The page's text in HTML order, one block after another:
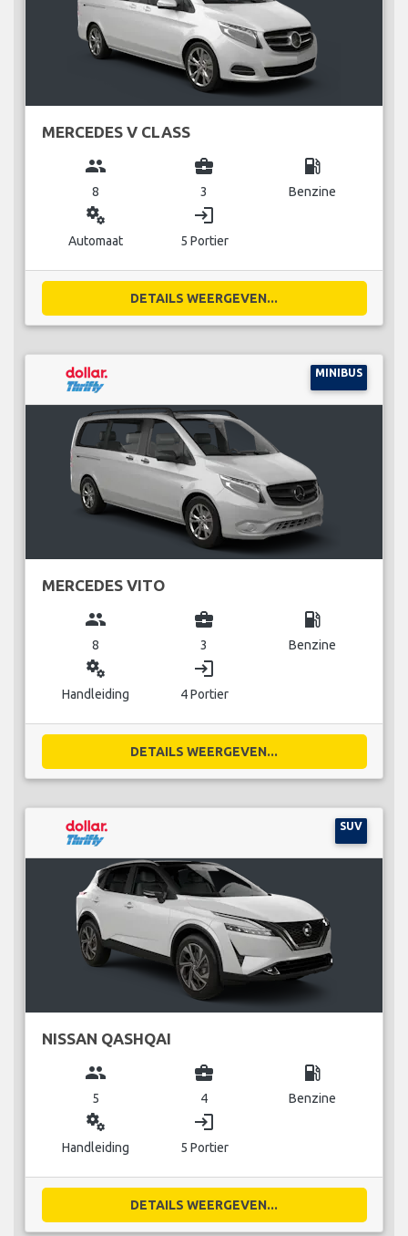
MERCEDES V CLASS
group
8
business_center
3
local_gas_station
Benzine
miscellaneous_services
Automaat
login
5 Portier
DETAILS WEERGEVEN...
MINIBUS
MERCEDES VITO
group
8
business_center
3
local_gas_station
Benzine
miscellaneous_services
Handleiding
login
4 Portier
DETAILS WEERGEVEN...
SUV
NISSAN QASHQAI
group
5
business_center
4
local_gas_station
Benzine
miscellaneous_services
Handleiding
login
5 Portier
DETAILS WEERGEVEN...